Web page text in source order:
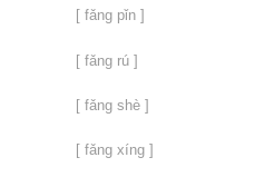
[ fǎng pǐn ]
[ fǎng rú ]
[ fǎng shè ]
[ fǎng xíng ]